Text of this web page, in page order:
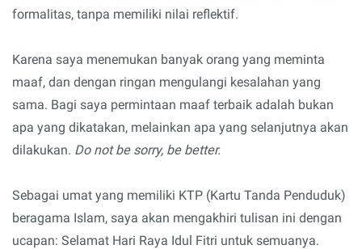
formalitas, tanpa memiliki nilai reflektif.
Karena saya menemukan banyak orang yang meminta
maaf, dan dengan ringan mengulangi kesalahan yang
sama. Bagi saya permintaan maaf terbaik adalah bukan
apa yang dikatakan, melainkan apa yang selanjutnya akan
dilakukan. Do not be sorry, be better.
Sebagai umat yang memiliki KTP (Kartu Tanda Penduduk)
beragama Islam, saya akan mengakhiri tulisan ini dengan
ucapan: Selamat Hari Raya Idul Fitri untuk semuanya.